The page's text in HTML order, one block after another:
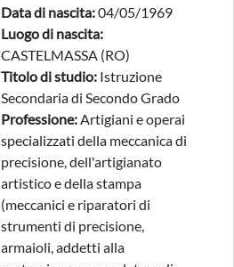
Data di nascita:04/05/1969
Luogo di nascita:
CASTELMASSA (RO)
Titolo di studio: Istruzione
Secondaria di Secondo Grado
Professione:Artigiani e operai
specializzati della meccanica di
precisione, dell'artigianato
artistico e della stampa
(meccanici e riparatori di
strumenti di precisione,
armaioli, addetti alla